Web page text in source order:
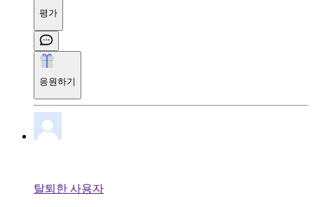
평가
응원하기
탈퇴한 사용자